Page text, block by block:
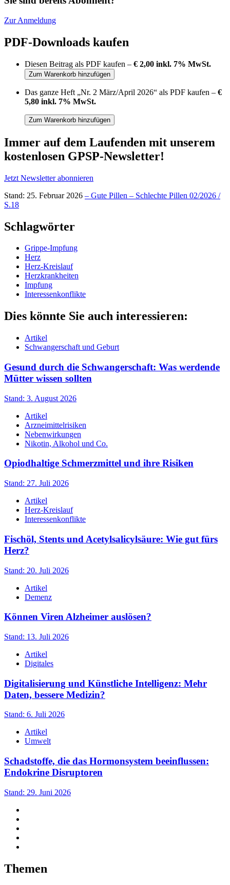
Zur Anmeldung
PDF-Downloads kaufen
Diesen Beitrag als PDF kaufen – € 2,00 inkl. 7% MwSt.
Das ganze Heft „Nr. 2 März/April 2026“ als PDF kaufen – €
5,80 inkl. 7% MwSt.
Immer auf dem Laufenden mit unserem
kostenlosen GPSP-Newsletter!
Jetzt Newsletter abonnieren
Stand: 25. Februar 2026 – Gute Pillen – Schlechte Pillen 02/2026 /
S.18
Schlagwörter
Grippe-Impfung
Herz
Herz-Kreislauf
Herzkrankheiten
Impfung
Interessenkonflikte
Dies könnte Sie auch interessieren:
Artikel
Schwangerschaft und Geburt
Gesund durch die Schwangerschaft: Was werdende
Mütter wissen sollten
Stand: 3. August 2026
Artikel
Arzneimittelrisiken
Nebenwirkungen
Nikotin, Alkohol und Co.
Opiodhaltige Schmerzmittel und ihre Risiken
Stand: 27. Juli 2026
Artikel
Herz-Kreislauf
Interessenkonflikte
Fischöl, Stents und Acetylsalicylsäure: Wie gut fürs
Herz?
Stand: 20. Juli 2026
Artikel
Demenz
Können Viren Alzheimer auslösen?
Stand: 13. Juli 2026
Artikel
Digitales
Digitalisierung und Künstliche Intelligenz: Mehr
Daten, bessere Medizin?
Stand: 6. Juli 2026
Artikel
Umwelt
Schadstoffe, die das Hormonsystem beeinflussen:
Endokrine Disruptoren
Stand: 29. Juni 2026
Themen